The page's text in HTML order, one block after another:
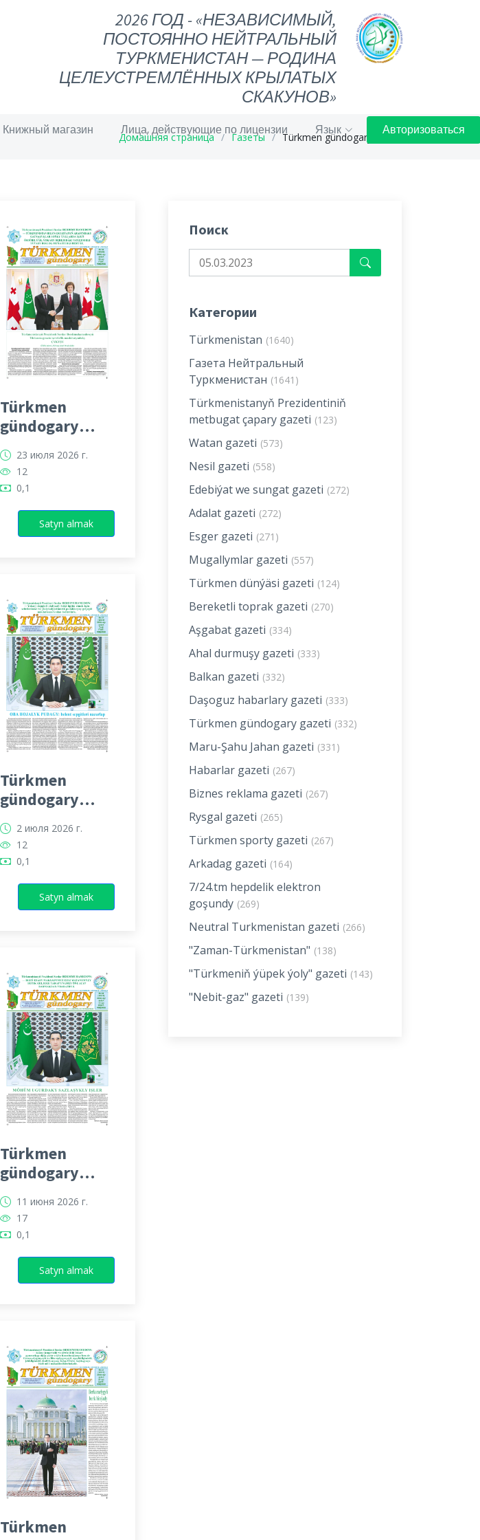
2026 ГОД - «НЕЗАВИСИМЫЙ,
ПОСТОЯННО НЕЙТРАЛЬНЫЙ
ТУРКМЕНИСТАН — РОДИНА
ЦЕЛЕУСТРЕМЛЁННЫХ КРЫЛАТЫХ
СКАКУНОВ»
Книжный магазин Лица, действующие по лицензии Язык Авторизоваться
Домашняя страница Газеты Türkmen gündogary gazeti
Türkmen
gündogary
gazeti23 июля 2026 г.
12
0,1
Satyn almak
Türkmen
gündogary
gazeti2 июля 2026 г.
12
0,1
Satyn almak
Türkmen
gündogary
gazeti11 июня 2026 г.
17
0,1
Satyn almak
Türkmen
Поиск
Категории
Türkmenistan (1640)
Газета Нейтральный
Туркменистан (1641)
Türkmenistanyň Prezidentiniň
metbugat çapary gazeti (123)
Watan gazeti (573)
Nesil gazeti (558)
Edebiýat we sungat gazeti (272)
Adalat gazeti (272)
Esger gazeti (271)
Mugallymlar gazeti (557)
Türkmen dünýäsi gazeti (124)
Bereketli toprak gazeti (270)
Aşgabat gazeti (334)
Ahal durmuşy gazeti (333)
Balkan gazeti (332)
Daşoguz habarlary gazeti (333)
Türkmen gündogary gazeti (332)
Maru-Şahu Jahan gazeti (331)
Habarlar gazeti (267)
Biznes reklama gazeti (267)
Rysgal gazeti (265)
Türkmen sporty gazeti (267)
Arkadag gazeti (164)
7/24.tm hepdelik elektron
goşundy (269)
Neutral Turkmenistan gazeti (266)
"Zaman-Türkmenistan" (138)
"Türkmeniň ýüpek ýoly" gazeti (143)
"Nebit-gaz" gazeti (139)